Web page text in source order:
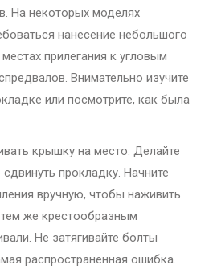
На некоторых моделях
нанесение небольшого
прилегания к угловым
Внимательно изучите
или посмотрите, как была
крышку на место. Делайте
прокладку. Начните
вручную, чтобы наживить
тем же крестообразным
Не затягивайте болты
распространенная ошибка.